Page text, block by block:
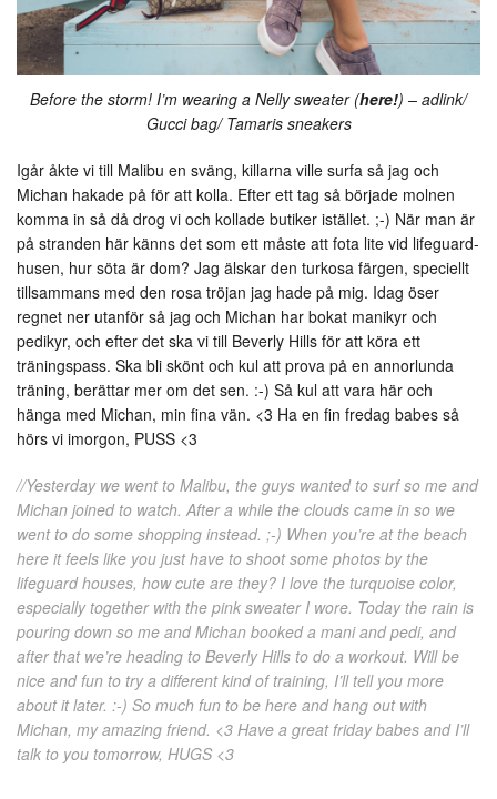
Before the storm! I’m wearing a Nelly sweater (here!) – adlink/
Gucci bag/ Tamaris sneakers
Igår åkte vi till Malibu en sväng, killarna ville surfa så jag och
Michan hakade på för att kolla. Efter ett tag så började molnen
komma in så då drog vi och kollade butiker istället. ;-) När man är
på stranden här känns det som ett måste att fota lite vid lifeguard-
husen, hur söta är dom? Jag älskar den turkosa färgen, speciellt
tillsammans med den rosa tröjan jag hade på mig. Idag öser
regnet ner utanför så jag och Michan har bokat manikyr och
pedikyr, och efter det ska vi till Beverly Hills för att köra ett
träningspass. Ska bli skönt och kul att prova på en annorlunda
träning, berättar mer om det sen. :-) Så kul att vara här och
hänga med Michan, min fina vän. <3 Ha en fin fredag babes så
hörs vi imorgon, PUSS <3
//Yesterday we went to Malibu, the guys wanted to surf so me and
Michan joined to watch. After a while the clouds came in so we
went to do some shopping instead. ;-) When you’re at the beach
here it feels like you just have to shoot some photos by the
lifeguard houses, how cute are they? I love the turquoise color,
especially together with the pink sweater I wore. Today the rain is
pouring down so me and Michan booked a mani and pedi, and
after that we’re heading to Beverly Hills to do a workout. Will be
nice and fun to try a different kind of training, I’ll tell you more
about it later. :-) So much fun to be here and hang out with
Michan, my amazing friend. <3 Have a great friday babes and I’ll
talk to you tomorrow, HUGS <3